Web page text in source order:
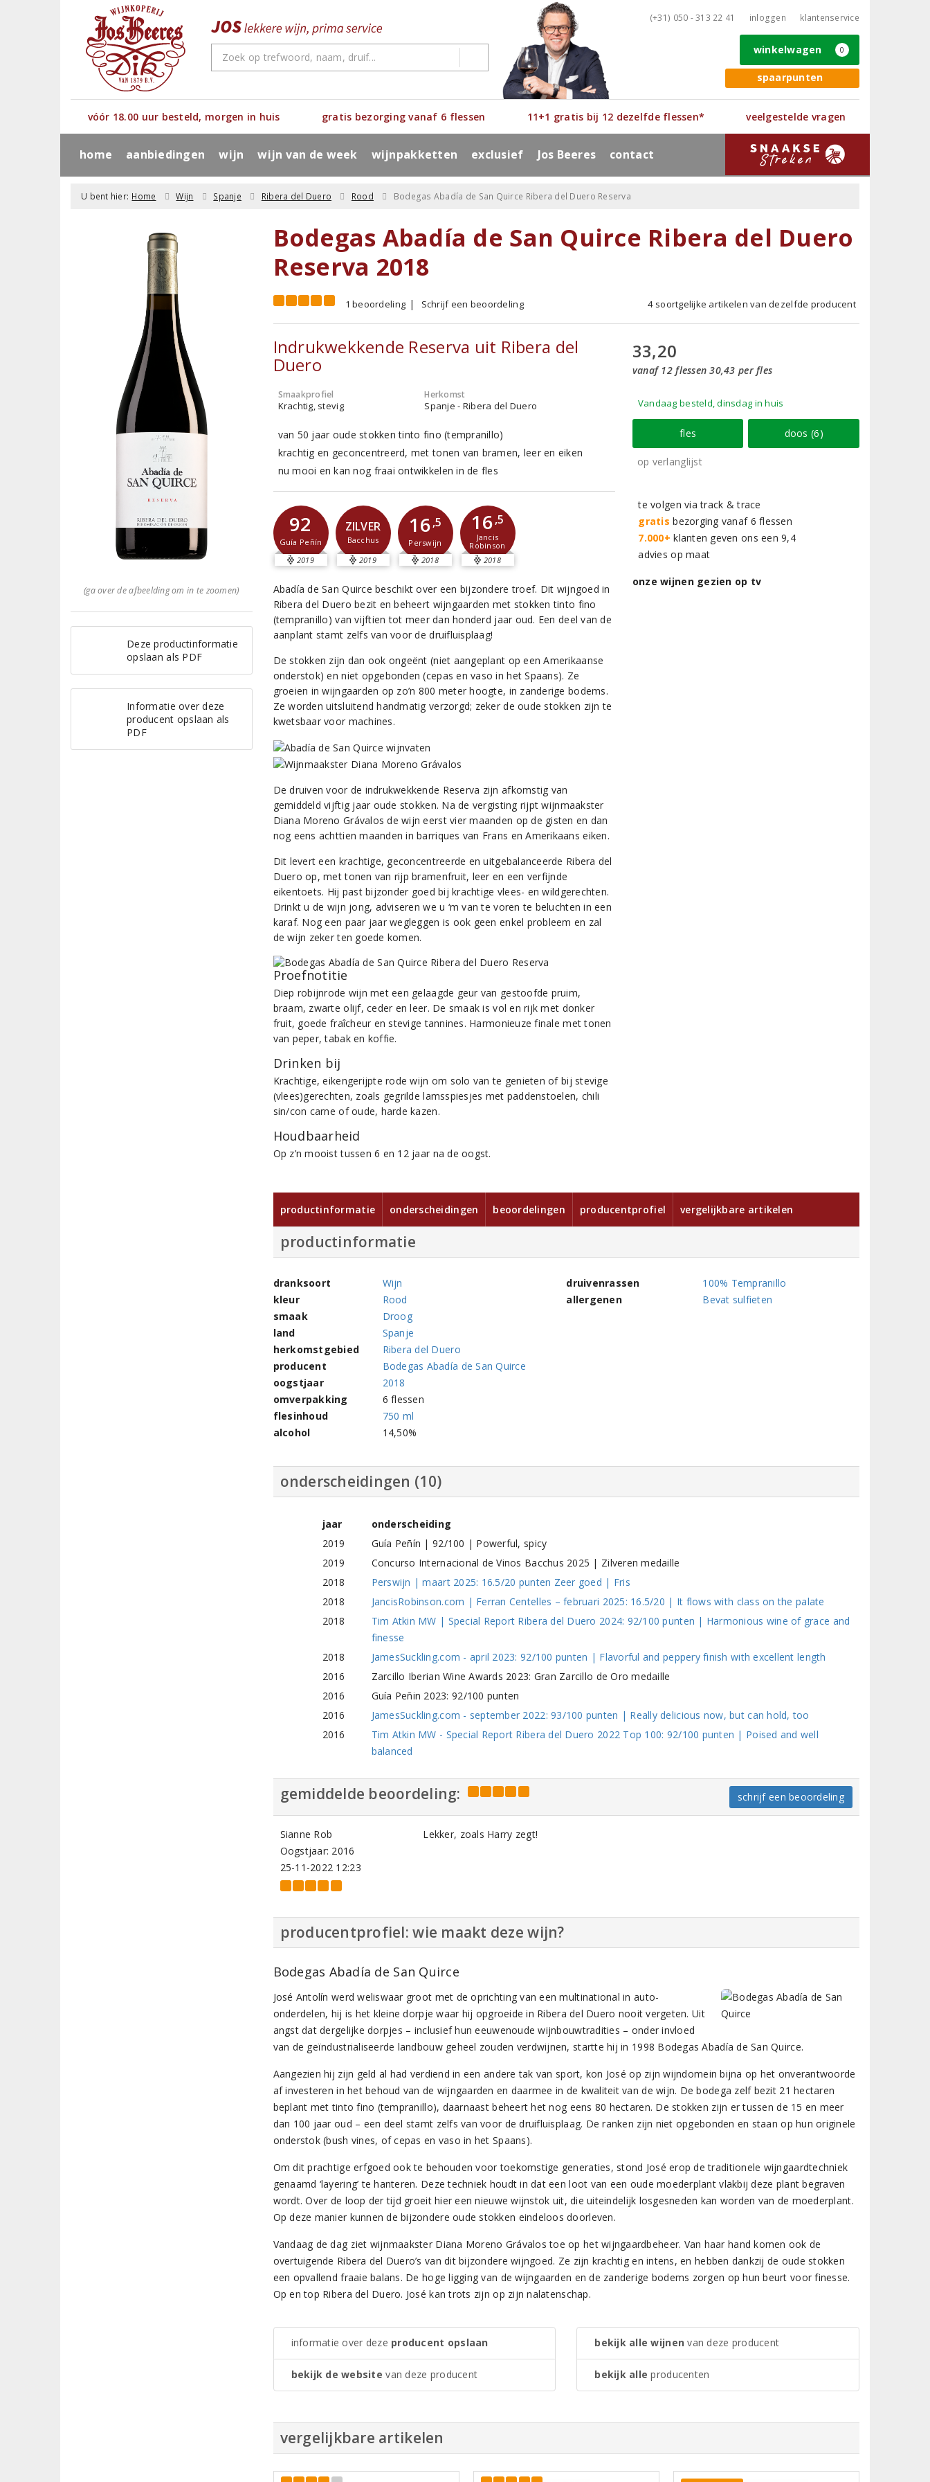
(+31) 050 - 313 22 41 inloggen klantenservice
spaarpunten
winkelwagen 0
vóór 18.00 uur besteld, morgen in huis gratis bezorging vanaf 6 flessen 11+1 gratis bij 12 dezelfde flessen* veelgestelde vragen
home aanbiedingen wijn wijn van de week wijnpakketten exclusief Jos Beeres contact
U bent hier: Home Wijn Spanje Ribera del Duero Rood Bodegas Abadía de San Quirce Ribera del Duero Reserva
(ga over de afbeelding om in te zoomen)
Deze productinformatie
opslaan als PDF
Informatie over deze
producent opslaan als
PDF
Bodegas Abadía de San Quirce Ribera del Duero
Reserva 2018
1 beoordeling Schrijf een beoordeling 4 soortgelijke artikelen van dezelfde producent
Indrukwekkende Reserva uit Ribera del
Duero
Smaakprofiel
Krachtig, stevig
Herkomst
Spanje - Ribera del Duero
van 50 jaar oude stokken tinto fino (tempranillo)
krachtig en geconcentreerd, met tonen van bramen, leer en eiken
nu mooi en kan nog fraai ontwikkelen in de fles
92
Guía Peñín
2019
ZILVER
Bacchus
2019
16,5
Perswijn
2018
16,5
Jancis
Robinson
2018
Abadía de San Quirce beschikt over een bijzondere troef. Dit wijngoed in
Ribera del Duero bezit en beheert wijngaarden met stokken tinto fino
(tempranillo) van vijftien tot meer dan honderd jaar oud. Een deel van de
aanplant stamt zelfs van voor de druifluisplaag!
De stokken zijn dan ook ongeënt (niet aangeplant op een Amerikaanse
onderstok) en niet opgebonden (cepas en vaso in het Spaans). Ze
groeien in wijngaarden op zo’n 800 meter hoogte, in zanderige bodems.
Ze worden uitsluitend handmatig verzorgd; zeker de oude stokken zijn te
kwetsbaar voor machines.
De druiven voor de indrukwekkende Reserva zijn afkomstig van
gemiddeld vijftig jaar oude stokken. Na de vergisting rijpt wijnmaakster
Diana Moreno Grávalos de wijn eerst vier maanden op de gisten en dan
nog eens achttien maanden in barriques van Frans en Amerikaans eiken.
Dit levert een krachtige, geconcentreerde en uitgebalanceerde Ribera del
Duero op, met tonen van rijp bramenfruit, leer en een verfijnde
eikentoets. Hij past bijzonder goed bij krachtige vlees- en wildgerechten.
Drinkt u de wijn jong, adviseren we u ‘m van te voren te beluchten in een
karaf. Nog een paar jaar wegleggen is ook geen enkel probleem en zal
de wijn zeker ten goede komen.
Proefnotitie
Diep robijnrode wijn met een gelaagde geur van gestoofde pruim,
braam, zwarte olijf, ceder en leer. De smaak is vol en rijk met donker
fruit, goede fraîcheur en stevige tannines. Harmonieuze finale met tonen
van peper, tabak en koffie.
Drinken bij
Krachtige, eikengerijpte rode wijn om solo van te genieten of bij stevige
(vlees)gerechten, zoals gegrilde lamsspiesjes met paddenstoelen, chili
sin/con carne of oude, harde kazen.
Houdbaarheid
Op z’n mooist tussen 6 en 12 jaar na de oogst.
33,20
vanaf 12 flessen 30,43 per fles
Vandaag besteld, dinsdag in huis
fles doos (6)
op verlanglijst
te volgen via track & trace
gratis bezorging vanaf 6 flessen
7.000+ klanten geven ons een 9,4
advies op maat
onze wijnen gezien op tv
productinformatie onderscheidingen beoordelingen producentprofiel vergelijkbare artikelen
productinformatie
dranksoort
Wijn
kleur
Rood
smaak
Droog
land
Spanje
herkomstgebied
Ribera del Duero
producent
Bodegas Abadía de San Quirce
oogstjaar
2018
omverpakking
6 flessen
flesinhoud
750 ml
alcohol
14,50%
druivenrassen
100% Tempranillo
allergenen
Bevat sulfieten
onderscheidingen (10)
jaar
onderscheiding
2019
Guía Peñín | 92/100 | Powerful, spicy
2019
Concurso Internacional de Vinos Bacchus 2025 | Zilveren medaille
2018
Perswijn | maart 2025: 16.5/20 punten Zeer goed | Fris
2018
JancisRobinson.com | Ferran Centelles – februari 2025: 16.5/20 | It flows with class on the palate
2018
Tim Atkin MW | Special Report Ribera del Duero 2024: 92/100 punten | Harmonious wine of grace and
finesse
2018
JamesSuckling.com - april 2023: 92/100 punten | Flavorful and peppery finish with excellent length
2016
Zarcillo Iberian Wine Awards 2023: Gran Zarcillo de Oro medaille
2016
Guía Peñin 2023: 92/100 punten
2016
JamesSuckling.com - september 2022: 93/100 punten | Really delicious now, but can hold, too
2016
Tim Atkin MW - Special Report Ribera del Duero 2022 Top 100: 92/100 punten | Poised and well
balanced
gemiddelde beoordeling: schrijf een beoordeling
Sianne Rob
Oogstjaar: 2016
25-11-2022 12:23
Lekker, zoals Harry zegt!
producentprofiel: wie maakt deze wijn?
Bodegas Abadía de San Quirce
José Antolín werd weliswaar groot met de oprichting van een multinational in auto-
onderdelen, hij is het kleine dorpje waar hij opgroeide in Ribera del Duero nooit vergeten. Uit
angst dat dergelijke dorpjes – inclusief hun eeuwenoude wijnbouwtradities – onder invloed
van de geïndustrialiseerde landbouw geheel zouden verdwijnen, startte hij in 1998 Bodegas Abadía de San Quirce.
Aangezien hij zijn geld al had verdiend in een andere tak van sport, kon José op zijn wijndomein bijna op het onverantwoorde
af investeren in het behoud van de wijngaarden en daarmee in de kwaliteit van de wijn. De bodega zelf bezit 21 hectaren
beplant met tinto fino (tempranillo), daarnaast beheert het nog eens 80 hectaren. De stokken zijn er tussen de 15 en meer
dan 100 jaar oud – een deel stamt zelfs van voor de druifluisplaag. De ranken zijn niet opgebonden en staan op hun originele
onderstok (bush vines, of cepas en vaso in het Spaans).
Om dit prachtige erfgoed ook te behouden voor toekomstige generaties, stond José erop de traditionele wijngaardtechniek
genaamd ‘layering’ te hanteren. Deze techniek houdt in dat een loot van een oude moederplant vlakbij deze plant begraven
wordt. Over de loop der tijd groeit hier een nieuwe wijnstok uit, die uiteindelijk losgesneden kan worden van de moederplant.
Op deze manier kunnen de bijzondere oude stokken eindeloos doorleven.
Vandaag de dag ziet wijnmaakster Diana Moreno Grávalos toe op het wijngaardbeheer. Van haar hand komen ook de
overtuigende Ribera del Duero’s van dit bijzondere wijngoed. Ze zijn krachtig en intens, en hebben dankzij de oude stokken
een opvallend fraaie balans. De hoge ligging van de wijngaarden en de zanderige bodems zorgen op hun beurt voor finesse.
Op en top Ribera del Duero. José kan trots zijn op zijn nalatenschap.
informatie over deze producent opslaan
bekijk de website van deze producent
bekijk alle wijnen van deze producent
bekijk alle producenten
vergelijkbare artikelen